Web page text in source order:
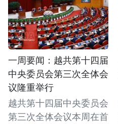
一周要闻：越共第十四届
中央委员会第三次全体会
议隆重举行
越共第十四届中央委员会
第三次全体会议本周在首